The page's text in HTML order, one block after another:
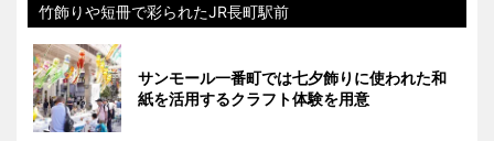
竹飾りや短冊で彩られたJR長町駅前
サンモール一番町では七夕飾りに使われた和
紙を活用するクラフト体験を用意